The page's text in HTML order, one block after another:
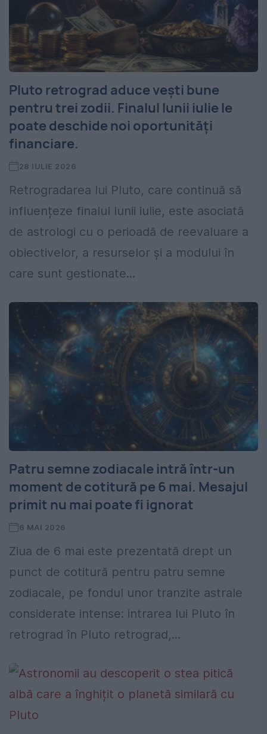
Pluto retrograd aduce vești bune
pentru trei zodii. Finalul lunii iulie le
poate deschide noi oportunități
financiare.
28 IULIE 2026
Retrogradarea lui Pluto, care continuă să
influențeze finalul lunii iulie, este asociată
de astrologi cu o perioadă de reevaluare a
obiectivelor, a resurselor și a modului în
care sunt gestionate...
Patru semne zodiacale intră într-un
moment de cotitură pe 6 mai. Mesajul
primit nu mai poate fi ignorat
6 MAI 2026
Ziua de 6 mai este prezentată drept un
punct de cotitură pentru patru semne
zodiacale, pe fondul unor tranzite astrale
considerate intense: intrarea lui Pluto în
retrograd în Pluto retrograd,...